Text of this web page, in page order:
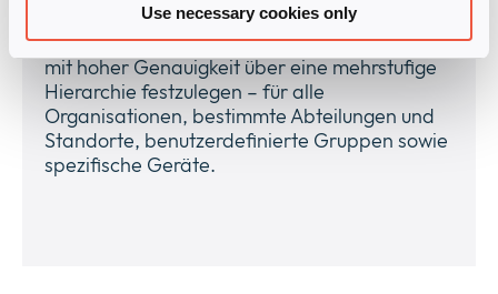
Use necessary cookies only
Patchen mit präziser Kontrolle
Bietet Ihnen die Möglichkeit, Patch-Richtlinien
mit hoher Genauigkeit über eine mehrstufige
Hierarchie festzulegen – für alle
Organisationen, bestimmte Abteilungen und
Standorte, benutzerdefinierte Gruppen sowie
spezifische Geräte.